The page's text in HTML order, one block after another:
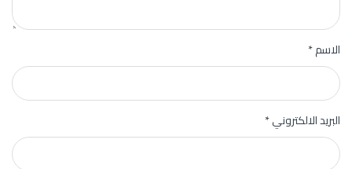
الاسم*
البريد الالكتروني*